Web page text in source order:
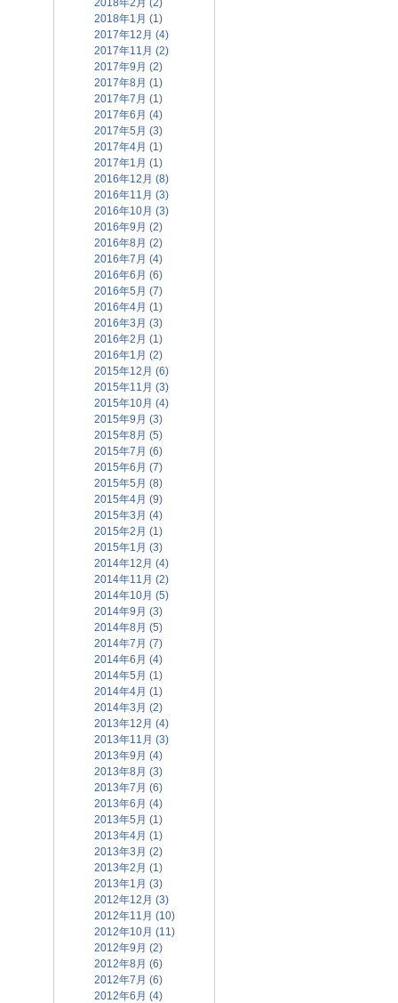
2018年2月 (2)
2018年1月 (1)
2017年12月 (4)
2017年11月 (2)
2017年9月 (2)
2017年8月 (1)
2017年7月 (1)
2017年6月 (4)
2017年5月 (3)
2017年4月 (1)
2017年1月 (1)
2016年12月 (8)
2016年11月 (3)
2016年10月 (3)
2016年9月 (2)
2016年8月 (2)
2016年7月 (4)
2016年6月 (6)
2016年5月 (7)
2016年4月 (1)
2016年3月 (3)
2016年2月 (1)
2016年1月 (2)
2015年12月 (6)
2015年11月 (3)
2015年10月 (4)
2015年9月 (3)
2015年8月 (5)
2015年7月 (6)
2015年6月 (7)
2015年5月 (8)
2015年4月 (9)
2015年3月 (4)
2015年2月 (1)
2015年1月 (3)
2014年12月 (4)
2014年11月 (2)
2014年10月 (5)
2014年9月 (3)
2014年8月 (5)
2014年7月 (7)
2014年6月 (4)
2014年5月 (1)
2014年4月 (1)
2014年3月 (2)
2013年12月 (4)
2013年11月 (3)
2013年9月 (4)
2013年8月 (3)
2013年7月 (6)
2013年6月 (4)
2013年5月 (1)
2013年4月 (1)
2013年3月 (2)
2013年2月 (1)
2013年1月 (3)
2012年12月 (3)
2012年11月 (10)
2012年10月 (11)
2012年9月 (2)
2012年8月 (6)
2012年7月 (6)
2012年6月 (4)